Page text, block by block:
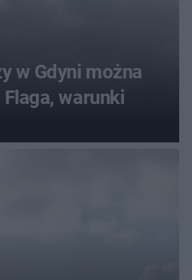
w Gdyni można
warunki